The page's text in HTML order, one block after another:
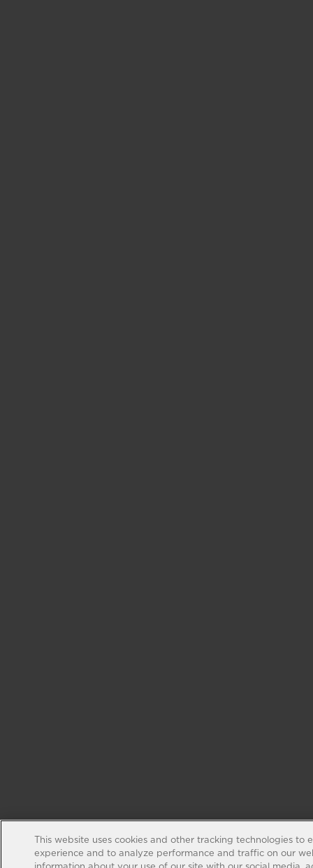
This website uses cookies and other tracking technologies to
experience and to analyze performance and traffic on our